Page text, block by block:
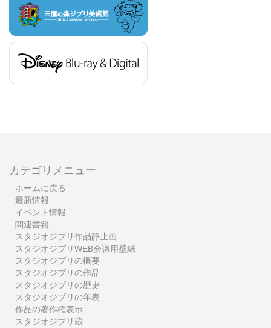
カテゴリメニュー
ホームに戻る
最新情報
イベント情報
関連書籍
スタジオジブリ作品静止画
スタジオジブリWEB会議用壁紙
スタジオジブリの概要
スタジオジブリの作品
スタジオジブリの歴史
スタジオジブリの年表
作品の著作権表示
スタジオジブリ蔵